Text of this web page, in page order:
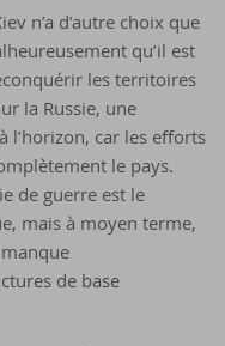
n’a d’autre choix que
qu’il est
les territoires
la Russie, une
l’horizon, car les efforts
le pays.
de guerre est le
mais à moyen terme,
de base